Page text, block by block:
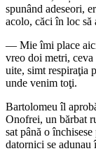
spunând adeseori,
acolo, căci în loc să
— Mie îmi place
vreo doi metri, ceva
uite, simt respiraţia
unde venim toţi.
Bartolomeu îl
Onofrei, un bărbat
sat până o
datornici se adunau